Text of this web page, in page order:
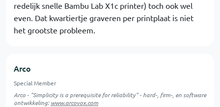
redelijk snelle Bambu Lab X1c printer) toch ook wel
even. Dat kwartiertje graveren per printplaat is niet
het grootste probleem.
Arco
Special Member
Arco - "Simplicity is a prerequisite for reliability" - hard-, firm-, en software
ontwikkeling:www.arcovox.com